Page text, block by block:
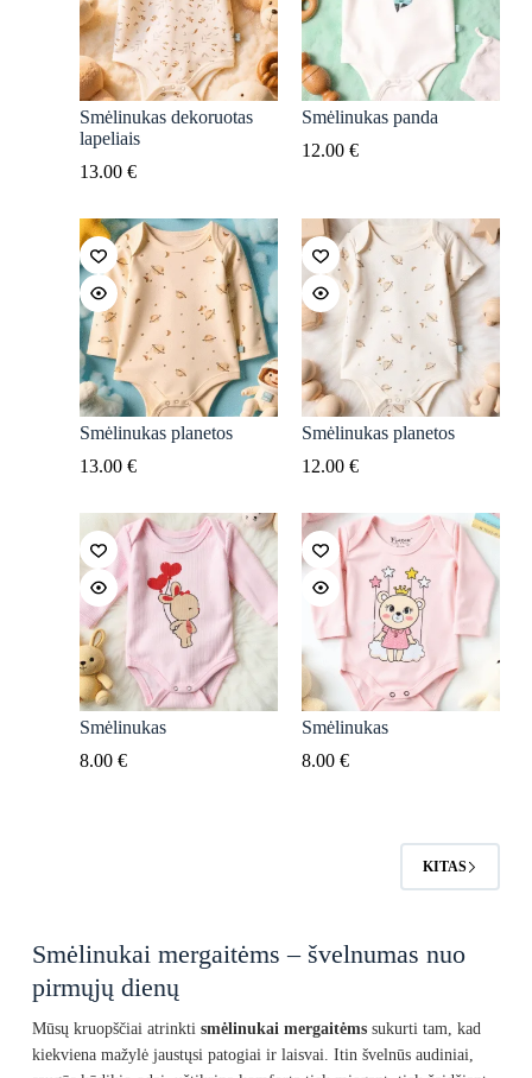
Smėlinukas dekoruotas
lapeliais
13.00 €
Smėlinukas panda
12.00 €
Smėlinukas planetos
13.00 €
Smėlinukas planetos
12.00 €
Smėlinukas
8.00 €
Smėlinukas
8.00 €
KITAS
Smėlinukai mergaitėms – švelnumas nuo
pirmųjų dienų
Mūsų kruopščiai atrinkti smėlinukai mergaitėmssukurti tam, kad
kiekviena mažylė jaustųsi patogiai ir laisvai. Itin švelnūs audiniai,